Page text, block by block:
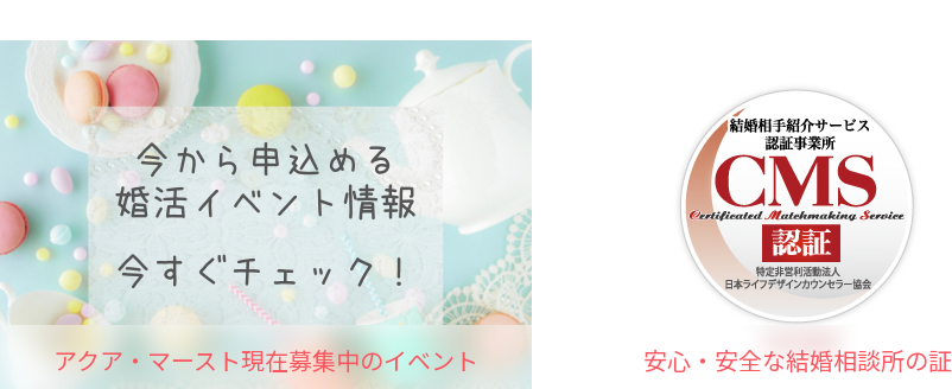
アクア・マースト現在募集中のイベント 安心・安全な結婚相談所の証